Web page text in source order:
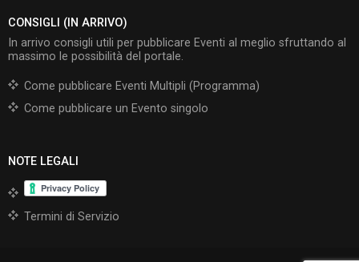
CONSIGLI (IN ARRIVO)
In arrivo consigli utili per pubblicare Eventi al meglio sfruttando al
massimo le possibilità del portale.
Come pubblicare Eventi Multipli (Programma)
Come pubblicare un Evento singolo
NOTE LEGALI
Termini di Servizio